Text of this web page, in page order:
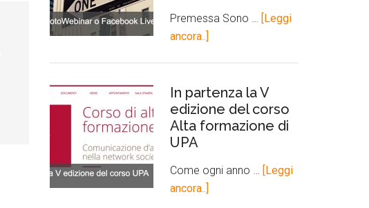
Premessa Sono …
[Leggi
ancora..]
In partenza la V
edizione del corso
Alta formazione di
UPA
Come ogni anno …
[Leggi
ancora..]